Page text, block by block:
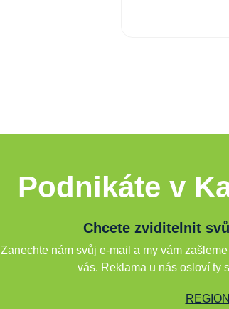
Podnikáte v
Chcete zviditelnit
Zanechte nám svůj e-mail a my vám
vás. Reklama u nás osloví ty